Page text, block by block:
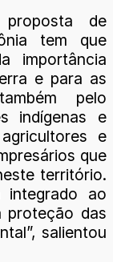
de
tem que
importância
e para as
pelo
indígenas e
e
que
território.
integrado ao
proteção das
salientou